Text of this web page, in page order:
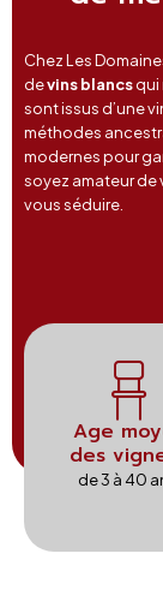
Chez Les
devins blancsqui
sont issus d’une
méthodes
modernes pour
soyez amateur
vous séduire.
Age
des
de 3 à 40